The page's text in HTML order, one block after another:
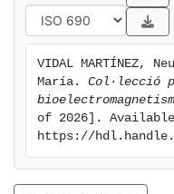
VIDAL MARTÍNEZ,
María. Col·lecció
of 2026].
https://